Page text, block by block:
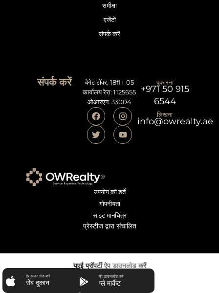
समीक्षा
एजेंटों
संपर्क करें
संपर्क करें
बेगेट टॉवर, 18fl। 05
कार्यालय रेरा: 1125655
ओआरएन: 33004
पुकारना
+971 50 915
6544
लिखना
info@owrealty.ae
उपयोग की शर्तें
गोपनीयता
साइट मानचित्र
प्रेस्टीज द्वारा संचालित
यूएई प्रॉपर्टी ऐप डाउनलोड करें
ऐप डाउनलोड करें
सेब दुकान
ऐप डाउनलोड करें
प्ले मार्केट